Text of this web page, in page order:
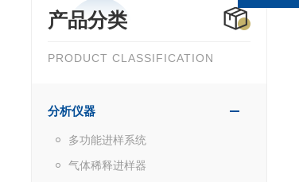
产品分类
PRODUCT CLASSIFICATION
分析仪器
多功能进样系统
气体稀释进样器